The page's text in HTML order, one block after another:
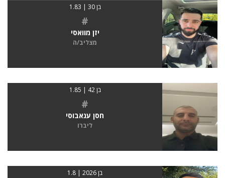
בן 30 | 1.83
#
יזן מוואסי
מצליב/ה
בן 42 | 1.85
#
חסן ענאבוסי
ליברו
בן 2026 | 1.8